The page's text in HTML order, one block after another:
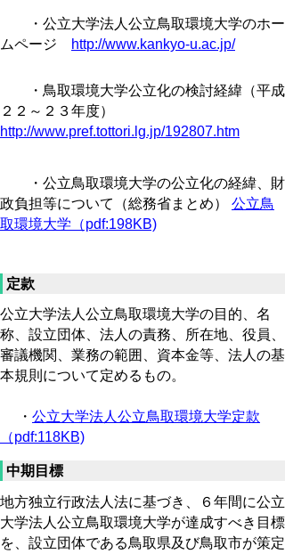
・公立大学法人公立鳥取環境大学のホー
ムページ
http://www.kankyo-u.ac.jp/
・鳥取環境大学公立化の検討経緯（平成
２２～２３年度）
http://www.pref.tottori.lg.jp/192807.htm
・公立鳥取環境大学の公立化の経緯、財
政負担等について（総務省まとめ） 公立鳥
取環境大学（pdf:198KB)
定款
公立大学法人公立鳥取環境大学の目的、名
称、設立団体、法人の責務、所在地、役員、
審議機関、業務の範囲、資本金等、法人の基
本規則について定めるもの。
・ 公立大学法人公立鳥取環境大学定款
（pdf:118KB)
中期目標
地方独立行政法人法に基づき、６年間に公立
大学法人公立鳥取環境大学が達成すべき目標
を、設立団体である鳥取県及び鳥取市が策定